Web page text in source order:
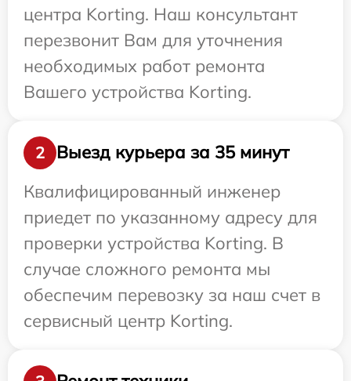
центра Korting. Наш консультант
перезвонит Вам для уточнения
необходимых работ ремонта
Вашего устройства Korting.
2
Выезд курьера за 35 минут
Квалифицированный инженер
приедет по указанному адресу для
проверки устройства Korting. В
случае сложного ремонта мы
обеспечим перевозку за наш счет в
сервисный центр Korting.